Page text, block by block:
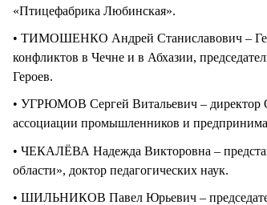
«Птицефабрика Любинская».
• ТИМОШЕНКО Андрей Станиславович –
конфликтов в Чечне и в Абхазии,
Героев.
• УГРЮМОВ Сергей Витальевич – директор
ассоциации промышленников и
• ЧЕКАЛЁВА Надежда Викторовна –
области», доктор педагогических наук.
• ШИЛЬНИКОВ Павел Юрьевич –